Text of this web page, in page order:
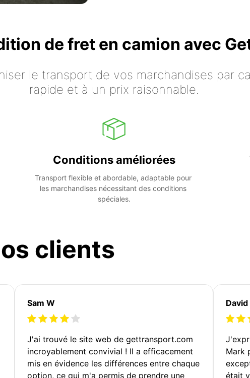
de fret en camion avec
le transport de vos marchandises par
rapide et à un prix raisonnable.
Conditions améliorées
Transport flexible et abordable, adaptable pour
les marchandises nécessitant des conditions
spéciales.
clients
Sam W
J'ai trouvé le site web de gettransport.com
incroyablement convivial ! Il a efficacement
mis en évidence les différences entre chaque
option, ce qui m'a permis de prendre une
David
Mark
était